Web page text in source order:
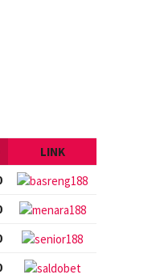
LINK